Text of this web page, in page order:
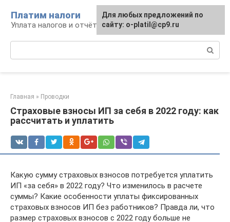
контенту
Платим налоги
Уплата налогов и отчётность
Главная » Проводки
Страховые взносы ИП за себя в 2022 году: как
рассчитать и уплатить
Какую сумму страховых взносов потребуется уплатить
ИП «за себя» в 2022 году? Что изменилось в расчете
суммы? Какие особенности уплаты фиксированных
страховых взносов ИП без работников? Правда ли, что
размер страховых взносов с 2022 году больше не
Для любых предложений по
сайту: o-platil@cp9.ru